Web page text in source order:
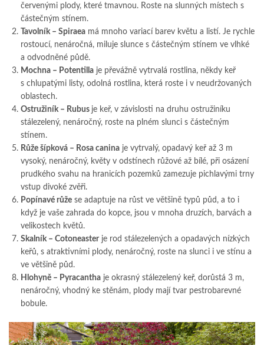
červenými plody, které tmavnou. Roste na slunných místech s
částečným stínem.
Tavolník – Spiraea má mnoho variací barev květu a listí. Je rychle
rostoucí, nenáročná, miluje slunce s částečným stínem ve vlhké
a odvodněné půdě.
Mochna – Potentilla je převážně vytrvalá rostlina, někdy keř
s chlupatými listy, odolná rostlina, která roste i v neudržovaných
oblastech.
Ostružiník – Rubus je keř, v závislosti na druhu ostružiníku
stálezelený, nenáročný, roste na plném slunci s částečným
stínem.
Růže šípková – Rosa canina je vytrvalý, opadavý keř až 3 m
vysoký, nenáročný, květy v odstínech růžové až bílé, při osázení
prudkého svahu na hranicích pozemků zamezuje pichlavými trny
vstup divoké zvěři.
Popínavé růže se adaptuje na růst ve většině typů půd, a to i
když je vaše zahrada do kopce, jsou v mnoha druzích, barvách a
velikostech květů.
Skalník – Cotoneaster je rod stálezelených a opadavých nízkých
keřů, s atraktivními plody, nenáročný, roste na slunci i ve stínu a
ve většině půd.
Hlohyně – Pyracantha je okrasný stálezelený keř, dorůstá 3 m,
nenáročný, vhodný ke stěnám, plody mají tvar pestrobarevné
bobule.